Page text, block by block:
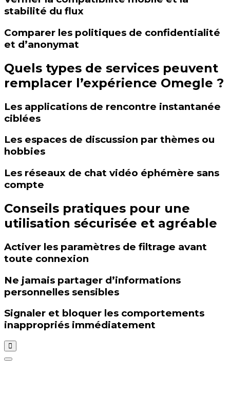
stabilité du flux
Comparer les politiques de confidentialité
et d’anonymat
Quels types de services peuvent
remplacer l’expérience Omegle ?
Les applications de rencontre instantanée
ciblées
Les espaces de discussion par thèmes ou
hobbies
Les réseaux de chat vidéo éphémère sans
compte
Conseils pratiques pour une
utilisation sécurisée et agréable
Activer les paramètres de filtrage avant
toute connexion
Ne jamais partager d’informations
personnelles sensibles
Signaler et bloquer les comportements
inappropriés immédiatement